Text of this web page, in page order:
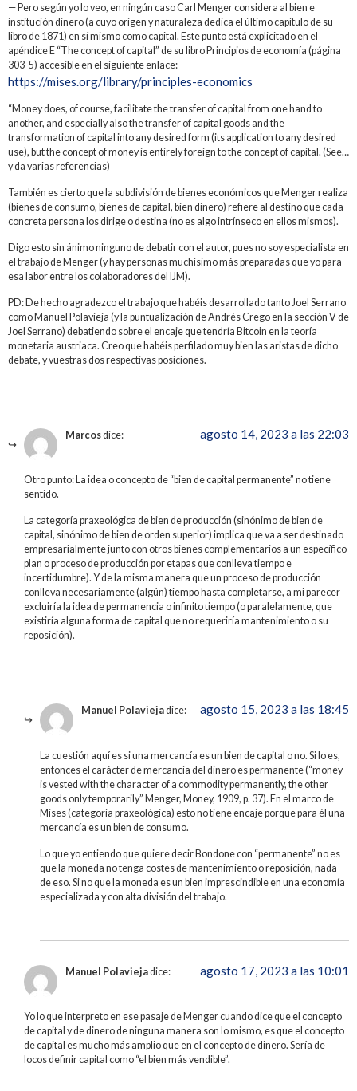
— Pero según yo lo veo, en ningún caso Carl Menger considera al bien e
institución dinero (a cuyo origen y naturaleza dedica el último capítulo de su
libro de 1871) en sí mismo como capital. Este punto está explicitado en el
apéndice E “The concept of capital” de su libro Principios de economía (página
303-5) accesible en el siguiente enlace:
https://mises.org/library/principles-economics
“Money does, of course, facilitate the transfer of capital from one hand to
another, and especially also the transfer of capital goods and the
transformation of capital into any desired form (its application to any desired
use), but the concept of money is entirely foreign to the concept of capital. (See…
y da varias referencias)
También es cierto que la subdivisión de bienes económicos que Menger realiza
(bienes de consumo, bienes de capital, bien dinero) refiere al destino que cada
concreta persona los dirige o destina (no es algo intrínseco en ellos mismos).
Digo esto sin ánimo ninguno de debatir con el autor, pues no soy especialista en
el trabajo de Menger (y hay personas muchísimo más preparadas que yo para
esa labor entre los colaboradores del IJM).
PD: De hecho agradezco el trabajo que habéis desarrollado tanto Joel Serrano
como Manuel Polavieja (y la puntualización de Andrés Crego en la sección V de
Joel Serrano) debatiendo sobre el encaje que tendría Bitcoin en la teoría
monetaria austriaca. Creo que habéis perfilado muy bien las aristas de dicho
debate, y vuestras dos respectivas posiciones.
Marcosdice: agosto 14, 2023 a las 22:03
Otro punto: La idea o concepto de “bien de capital permanente” no tiene
sentido.
La categoría praxeológica de bien de producción (sinónimo de bien de
capital, sinónimo de bien de orden superior) implica que va a ser destinado
empresarialmente junto con otros bienes complementarios a un específico
plan o proceso de producción por etapas que conlleva tiempo e
incertidumbre). Y de la misma manera que un proceso de producción
conlleva necesariamente (algún) tiempo hasta completarse, a mi parecer
excluiría la idea de permanencia o infinito tiempo (o paralelamente, que
existiría alguna forma de capital que no requeriría mantenimiento o su
reposición).
Manuel Polaviejadice: agosto 15, 2023 a las 18:45
La cuestión aquí es si una mercancía es un bien de capital o no. Si lo es,
entonces el carácter de mercancía del dinero es permanente (“money
is vested with the character of a commodity permanently, the other
goods only temporarily” Menger, Money, 1909, p. 37). En el marco de
Mises (categoría praxeológica) esto no tiene encaje porque para él una
mercancía es un bien de consumo.
Lo que yo entiendo que quiere decir Bondone con “permanente” no es
que la moneda no tenga costes de mantenimiento o reposición, nada
de eso. Si no que la moneda es un bien imprescindible en una economía
especializada y con alta división del trabajo.
Manuel Polaviejadice: agosto 17, 2023 a las 10:01
Yo lo que interpreto en ese pasaje de Menger cuando dice que el concepto
de capital y de dinero de ninguna manera son lo mismo, es que el concepto
de capital es mucho más amplio que en el concepto de dinero. Sería de
locos definir capital como “el bien más vendible”.